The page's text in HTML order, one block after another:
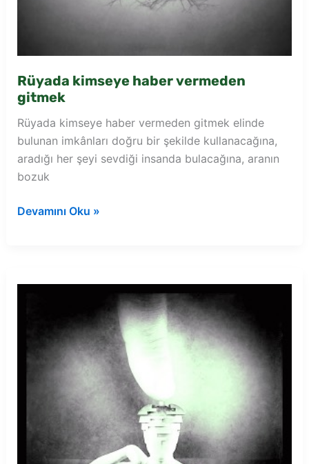
Rüyada kimseye haber vermeden
gitmek
Rüyada kimseye haber vermeden gitmek elinde
bulunan imkânları doğru bir şekilde kullanacağına,
aradığı her şeyi sevdiği insanda bulacağına, aranın
bozuk
Rüyada
gitmek
Devamını Oku »